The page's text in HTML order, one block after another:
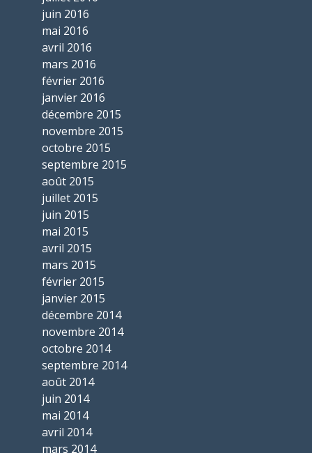
juin 2016
mai 2016
avril 2016
mars 2016
février 2016
janvier 2016
décembre 2015
novembre 2015
octobre 2015
septembre 2015
août 2015
juillet 2015
juin 2015
mai 2015
avril 2015
mars 2015
février 2015
janvier 2015
décembre 2014
novembre 2014
octobre 2014
septembre 2014
août 2014
juin 2014
mai 2014
avril 2014
mars 2014